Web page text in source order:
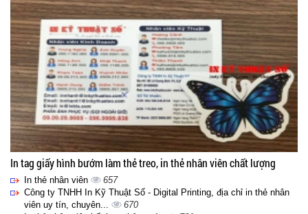
In tag giấy hình bướm làm thẻ treo, in thẻ nhân viên chất lượng
In thẻ nhân viên
657
Công ty TNHH In Kỹ Thuật Số - Digital Printing, địa chỉ in thẻ nhân
viên uy tín, chuyên...
670